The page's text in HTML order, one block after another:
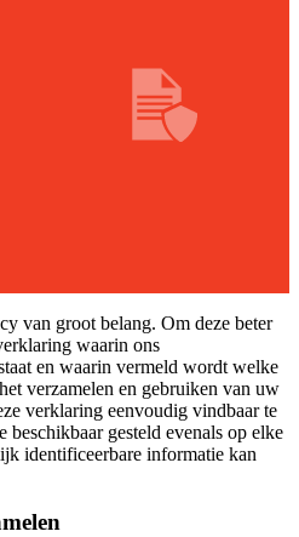
van groot belang. Om deze beter
waarin ons
en waarin vermeld wordt welke
verzamelen en gebruiken van uw
verklaring eenvoudig vindbaar te
beschikbaar gesteld evenals op elke
identificeerbare informatie kan